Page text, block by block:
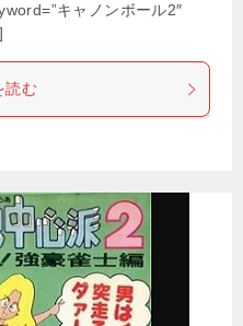
キャノンボール2″
読む